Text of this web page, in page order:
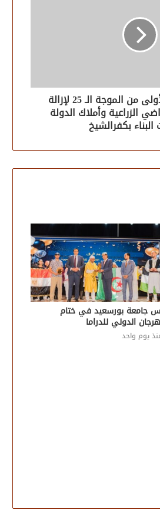
انطلاق المرحلة الأولى من الموجة الـ 25 لإزالة
الزراعية وأملاك الدولة
بكفرالشيخ
جامعة بورسعيد في ختام
الدولي للدراما
يوم واحد